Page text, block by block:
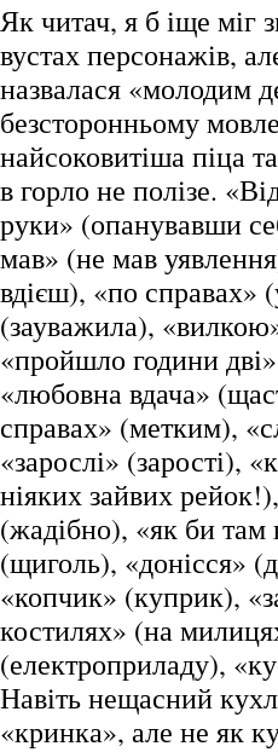
Як читач, я б іще міг
вустах персонажів,
назвалася «молодим
безсторонньому
найсоковитіша піца
в горло не полізе.
руки» (опанувавши
мав» (не мав
вдієш), «по справах»
(зауважила),
«пройшло години
«любовна вдача»
справах» (метким),
«зарослі» (зарості),
ніяких зайвих
(жадібно), «як би
(щиголь), «донісся»
«копчик» (куприк),
костилях» (на
(електроприладу),
Навіть нещасний
«кринка», але не як